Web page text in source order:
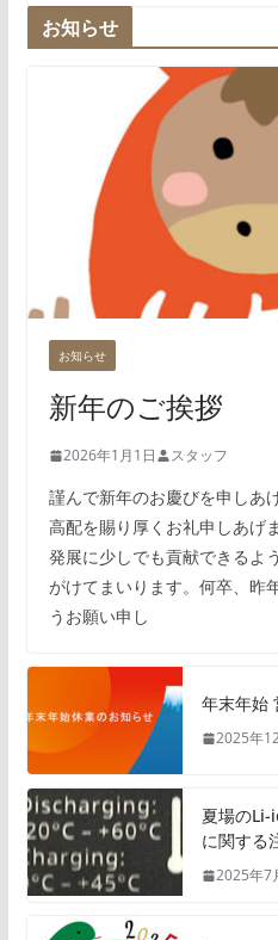
お知らせ
お知らせ
新年のご挨拶
2026年1月1日 スタッフ
謹んで新年のお慶びを申しあ
高配を賜り厚くお礼申しあげ
発展に少しでも貢献できるよ
がけてまいります。何卒、昨
うお願い申し
年末年始
2025年
夏場のLi-
に関する
2025年7